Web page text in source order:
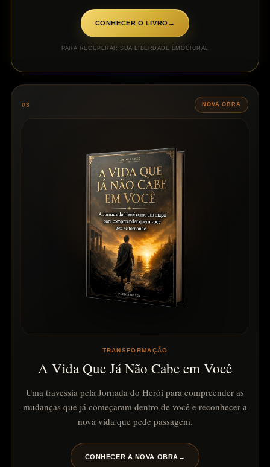
CONHECER O LIVRO →
PARA RECUPERAR SUA LIBERDADE EMOCIONAL
03 NOVA OBRA
TRANSFORMAÇÃO
A Vida Que Já Não Cabe em Você
Uma travessia pela Jornada do Herói para compreender as
mudanças que já começaram dentro de você e reconhecer a
nova vida que pede passagem.
CONHECER A NOVA OBRA →